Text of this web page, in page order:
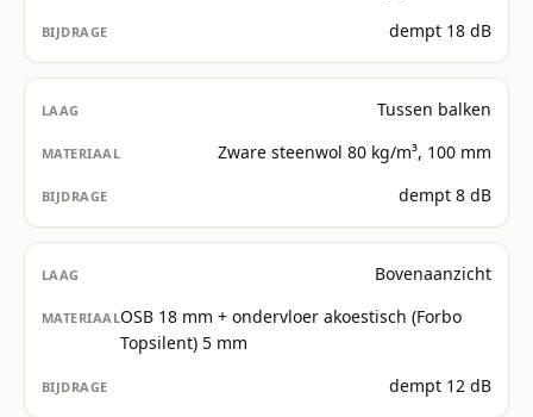
dempt 18 dB
Tussen balken
Zware steenwol 80 kg/m³, 100 mm
dempt 8 dB
Bovenaanzicht
OSB 18 mm + ondervloer akoestisch (Forbo
Topsilent) 5 mm
dempt 12 dB